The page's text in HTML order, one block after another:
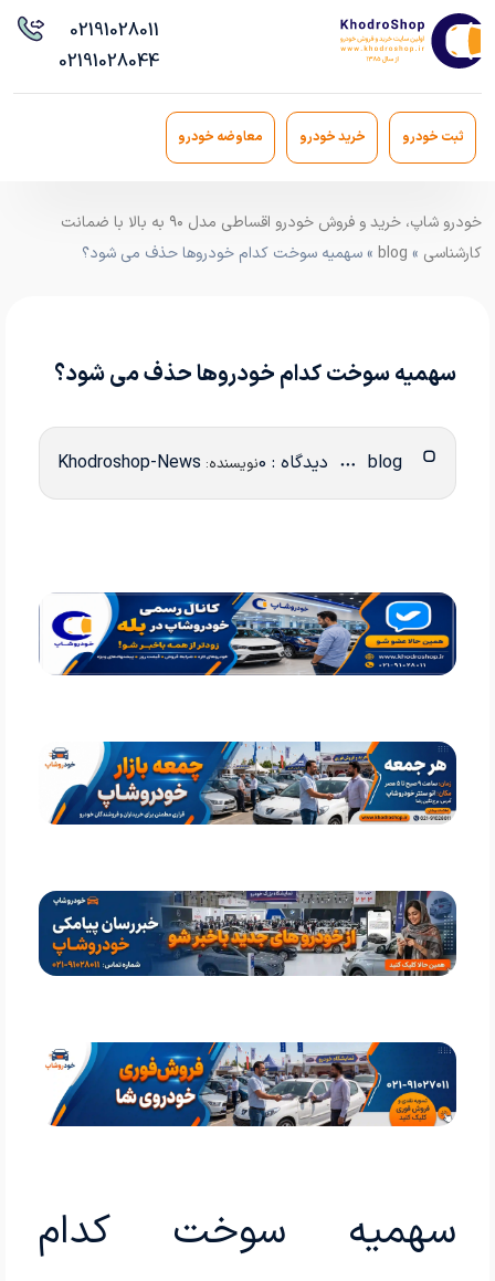
02191028011
02191028044
ثبت خودرو خرید خودرو معاوضه خودرو
خودرو شاپ، خرید و فروش خودرو اقساطی مدل ۹۰ به بالا با ضمانت
کارشناسی »
blog » سهمیه سوخت کدام خودروها حذف می شود؟
سهمیه سوخت کدام خودروها حذف می شود؟
دیدگاه : 0 نویسنده: Khodroshop-News
سهمیه سوخت کدام